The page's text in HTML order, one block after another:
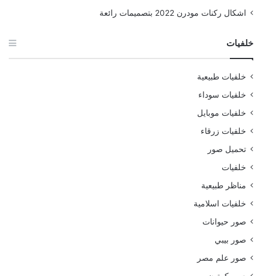
اشكال ركنات مودرن 2022 بتصميمات رائعة
خلفيات
خلفيات طبيعية
خلفيات سوداء
خلفيات موبايل
خلفيات زرقاء
تحميل صور
خلفيات
مناظر طبيعية
خلفيات اسلامية
صور حيوانات
صور بيبي
صور علم مصر